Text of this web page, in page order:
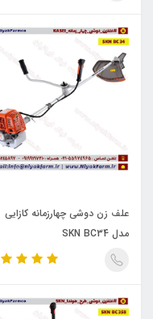
علف زن دوشی چهارزمانه کازایی
مدل SKN BC34